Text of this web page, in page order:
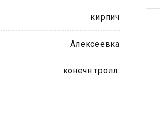
кирпич
Алексеевка
конечн.тролл.